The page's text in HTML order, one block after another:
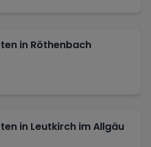
in Röthenbach
in Leutkirch im Allgäu